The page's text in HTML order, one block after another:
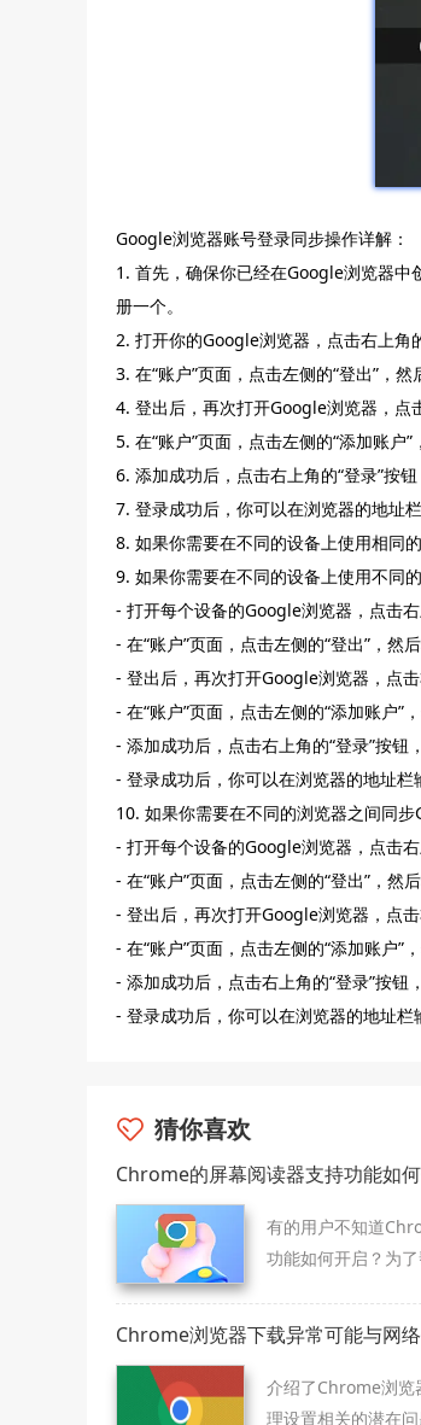
Google浏览器账号登录同步操作详解：
1. 首先，确保你已经在Google浏览器
册一个。
2. 打开你的Google浏览器，点击右上角的
3. 在“账户”页面，点击左侧的“登出”，
4. 登出后，再次打开Google浏览器，点
5. 在“账户”页面，点击左侧的“添加账户
6. 添加成功后，点击右上角的“登录”按
7. 登录成功后，你可以在浏览器的地址
8. 如果你需要在不同的设备上使用相同
9. 如果你需要在不同的设备上使用不同
- 打开每个设备的Google浏览器，点击右
- 在“账户”页面，点击左侧的“登出”，然
- 登出后，再次打开Google浏览器，点击
- 在“账户”页面，点击左侧的“添加账户”
- 添加成功后，点击右上角的“登录”按钮
- 登录成功后，你可以在浏览器的地址栏
10. 如果你需要在不同的浏览器之间同
- 打开每个设备的Google浏览器，点击右
- 在“账户”页面，点击左侧的“登出”，然
- 登出后，再次打开Google浏览器，点击
- 在“账户”页面，点击左侧的“添加账户”
- 添加成功后，点击右上角的“登录”按钮
- 登录成功后，你可以在浏览器的地址栏
猜你喜欢
Chrome的屏幕阅读器支持功能如
有的用户不知道
功能如何开启？为
Chrome浏览器下载异常可能与网
介绍了Chrome浏览
理设置相关的潜在